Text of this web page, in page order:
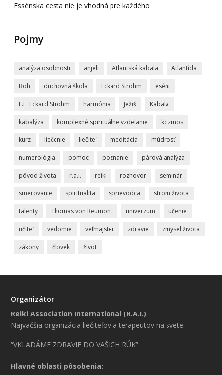
Essénska cesta nie je vhodná pre každého
Pojmy
analýza osobnosti anjeli Atlantská kabala Atlantída
Boh duchovná škola Eckard Strohm eséni
F.E. Eckard Strohm harmónia Ježiš Kabala
kabalýza komplexné spirituálne vzdelanie kozmos
kurz liečenie liečiteľ meditácia múdrosť
numerológia pomoc poznanie párová analýza
pôvod života r.a.i. reiki rozhovor seminár
smerovanie spiritualita sprievodca strom života
talenty Thomas von Reumont univerzum učenie
učiteľ vedomie veľmajster zdravie zmysel života
zákony človek život
Organizátor
Reiki Association International (R.A.I.)
Najväčšia organizácia liečiteľov a terapeutov na svete.
“VKLADÁME ZDRAVIE DO VAŠICH RÚK”
Hlavné oblasti pôsobenia: